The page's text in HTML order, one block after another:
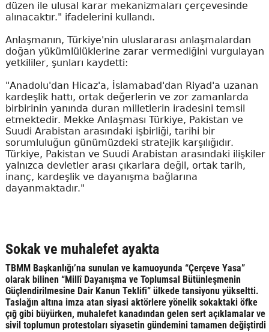
düzen ile ulusal karar mekanizmaları çerçevesinde
alınacaktır." ifadelerini kullandı.
Anlaşmanın, Türkiye'nin uluslararası anlaşmalardan
doğan yükümlülüklerine zarar vermediğini vurgulayan
yetkililer, şunları kaydetti:
"Anadolu'dan Hicaz'a, İslamabad'dan Riyad'a uzanan
kardeşlik hattı, ortak değerlerin ve zor zamanlarda
birbirinin yanında duran milletlerin iradesini temsil
etmektedir. Mekke Anlaşması Türkiye, Pakistan ve
Suudi Arabistan arasındaki işbirliği, tarihi bir
sorumluluğun günümüzdeki stratejik karşılığıdır.
Türkiye, Pakistan ve Suudi Arabistan arasındaki ilişkiler
yalnızca devletler arası çıkarlara değil, ortak tarih,
inanç, kardeşlik ve dayanışma bağlarına
dayanmaktadır."
Sokak ve muhalefet ayakta
TBMM Başkanlığı’na sunulan ve kamuoyunda “Çerçeve Yasa”
olarak bilinen “Millî Dayanışma ve Toplumsal Bütünleşmenin
Güçlendirilmesine Dair Kanun Teklifi” ülkede tansiyonu yükseltti.
Taslağın altına imza atan siyasi aktörlere yönelik sokaktaki öfke
çığ gibi büyürken, muhalefet kanadından gelen sert açıklamalar ve
sivil toplumun protestoları siyasetin gündemini tamamen değiştirdi